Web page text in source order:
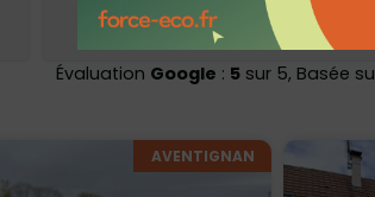
Évaluation Google : 5sur 5, Basée
AVENTIGNAN